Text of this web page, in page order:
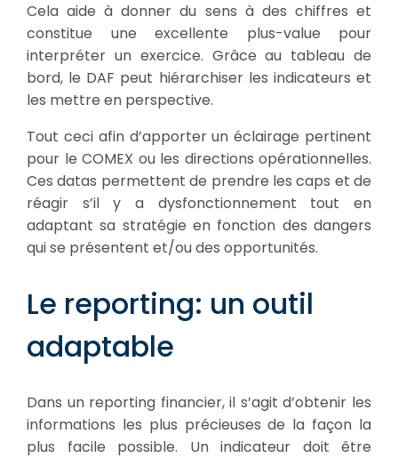
Cela aide à donner du sens à des chiffres et
constitue une excellente plus-value pour
interpréter un exercice. Grâce au tableau de
bord, le DAF peut hiérarchiser les indicateurs et
les mettre en perspective.
Tout ceci afin d’apporter un éclairage pertinent
pour le COMEX ou les directions opérationnelles.
Ces datas permettent de prendre les caps et de
réagir s’il y a dysfonctionnement tout en
adaptant sa stratégie en fonction des dangers
qui se présentent et/ou des opportunités.
Le reporting: un outil
adaptable
Dans un reporting financier, il s’agit d’obtenir les
informations les plus précieuses de la façon la
plus facile possible. Un indicateur doit être